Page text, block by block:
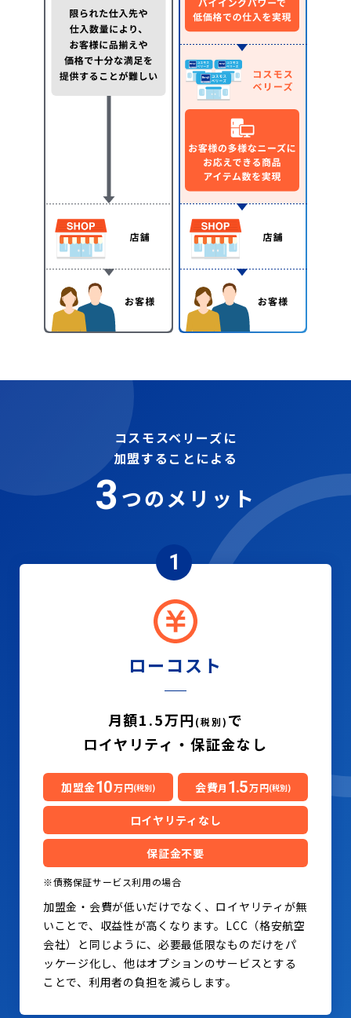
コスモスベリーズに
加盟することによる
3つのメリット
1
ローコスト
月額1.5万円(税別) で
ロイヤリティ・保証金なし
加盟金10万円(税別) 会費月 1.5万円(税別)
ロイヤリティなし
保証金不要
※債務保証サービス利用の場合
加盟金・会費が低いだけでなく、ロイヤリティが無
いことで、収益性が高くなります。LCC（格安航空
会社）と同じように、必要最低限なものだけをパ
ッケージ化し、他はオプションのサービスとする
ことで、利用者の負担を減らします。